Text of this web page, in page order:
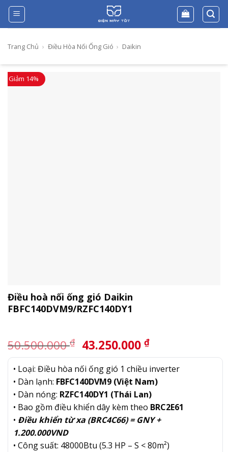
Skip
content
Trang Chủ › Điều Hòa Nối Ống Gió › Daikin
Giảm 14%
Điều hoà nối ống gió Daikin
FBFC140DVM9/RZFC140DY1
50.500.000₫ Giá
gốc
là:
50.500.000 ₫.
43.250.000 ₫Giá
hiện
tại
là:
43.250.000 ₫.
• Loại: Điều hòa nối ống gió 1 chiều inverter
• Dàn lạnh: FBFC140DVM9 (Việt Nam)
• Dàn nóng: RZFC140DY1 (Thái Lan)
• Bao gồm điều khiển dây kèm theo BRC2E61
• Điều khiển từ xa (BRC4C66) = GNY +
1.200.000VND
• Công suất: 48000Btu (5.3 HP – S < 80m²)